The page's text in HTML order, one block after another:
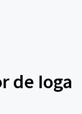
de Ioga